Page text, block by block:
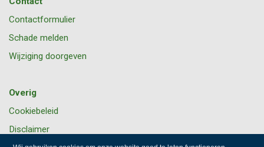
Contactformulier
Schade melden
Wijziging doorgeven
Overig
Cookiebeleid
Disclaimer